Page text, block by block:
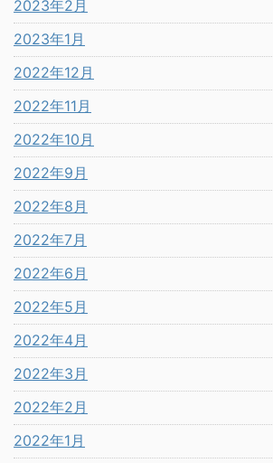
2023年2月
2023年1月
2022年12月
2022年11月
2022年10月
2022年9月
2022年8月
2022年7月
2022年6月
2022年5月
2022年4月
2022年3月
2022年2月
2022年1月